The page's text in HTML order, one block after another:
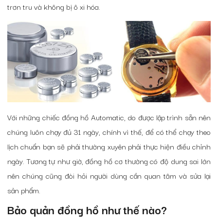
trơn tru và không bị ô xi hóa.
Với những chiếc đồng hồ Automatic, do được lập trình sẵn nên
chúng luôn chạy đủ 31 ngày, chính vì thế, để có thể chạy theo
lịch chuẩn bạn sẽ phải thường xuyên phải thực hiện điều chỉnh
ngày. Tương tự như giờ, đồng hồ cơ thường có độ dung sai lớn
nên chúng cũng đòi hỏi người dùng cần quan tâm và sửa lại
sản phẩm.
Bảo quản đồng hồ như thế nào?